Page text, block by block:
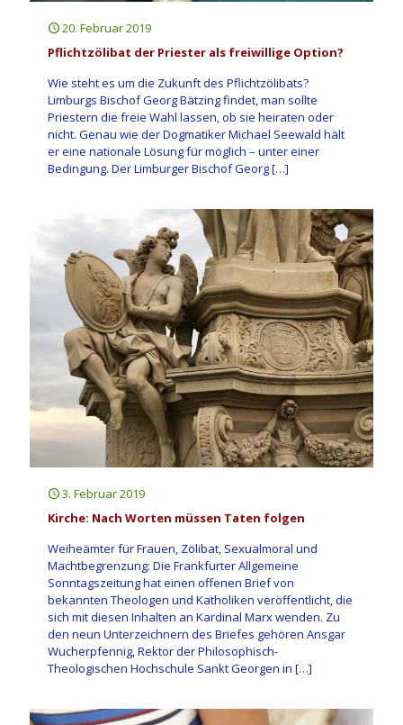
20. Februar 2019
Pflichtzölibat der Priester als freiwillige Option?
Wie steht es um die Zukunft des Pflichtzölibats?
Limburgs Bischof Georg Bätzing findet, man sollte
Priestern die freie Wahl lassen, ob sie heiraten oder
nicht. Genau wie der Dogmatiker Michael Seewald hält
er eine nationale Lösung für möglich – unter einer
Bedingung. Der Limburger Bischof Georg[…]
3. Februar 2019
Kirche: Nach Worten müssen Taten folgen
Weiheämter für Frauen, Zölibat, Sexualmoral und
Machtbegrenzung: Die Frankfurter Allgemeine
Sonntagszeitung hat einen offenen Brief von
bekannten Theologen und Katholiken veröffentlicht, die
sich mit diesen Inhalten an Kardinal Marx wenden. Zu
den neun Unterzeichnern des Briefes gehören Ansgar
Wucherpfennig, Rektor der Philosophisch-
Theologischen Hochschule Sankt Georgen in […]